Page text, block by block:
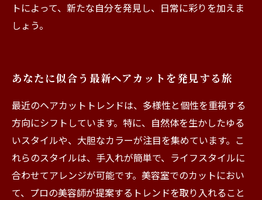
トによって、新たな自分を発見し、日常に彩りを加えま
しょう。
あなたに似合う最新ヘアカットを発見する旅
最近のヘアカットトレンドは、多様性と個性を重視する
方向にシフトしています。特に、自然体を生かしたゆる
いスタイルや、大胆なカラーが注目を集めています。こ
れらのスタイルは、手入れが簡単で、ライフスタイルに
合わせてアレンジが可能です。美容室でのカットにおい
て、プロの美容師が提案するトレンドを取り入れること